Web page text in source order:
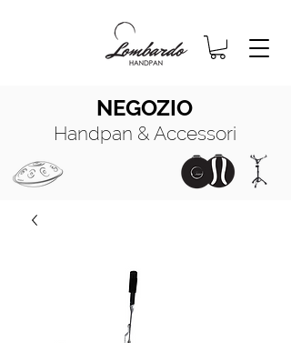
NEGOZIO
Handpan & Accessori